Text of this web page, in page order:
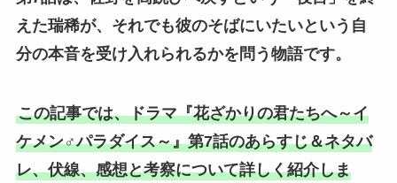
えた瑞稀が、それでも彼のそばにいたいという自
分の本音を受け入れられるかを問う物語です。
この記事では、ドラマ『花ざかりの君たちへ～イ
ケメン♂パラダイス～』第7話のあらすじ＆ネタバ
レ、伏線、感想と考察について詳しく紹介しま